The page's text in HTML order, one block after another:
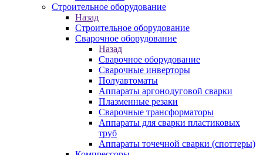
Строительное оборудование
Назад
Строительное оборудование
Сварочное оборудование
Назад
Сварочное оборудование
Сварочные инверторы
Полуавтоматы
Аппараты аргонодуговой сварки
Плазменные резаки
Сварочные трансформаторы
Аппараты для сварки пластиковых
труб
Аппараты точечной сварки (споттеры)